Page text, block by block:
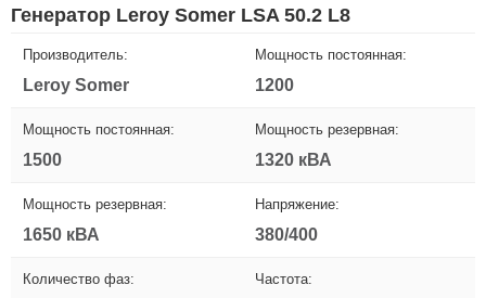
Генератор Leroy Somer LSA 50.2 L8
Производитель:
Leroy Somer
Мощность постоянная:
1200
Мощность постоянная:
1500
Мощность резервная:
1320 кВА
Мощность резервная:
1650 кВА
Напряжение:
380/400
Количество фаз: Частота: